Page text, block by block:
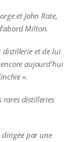
et John Rate,
Milton.
distillerie et de lui
aujourd’hui
».
rares distilleries
dirigée par une